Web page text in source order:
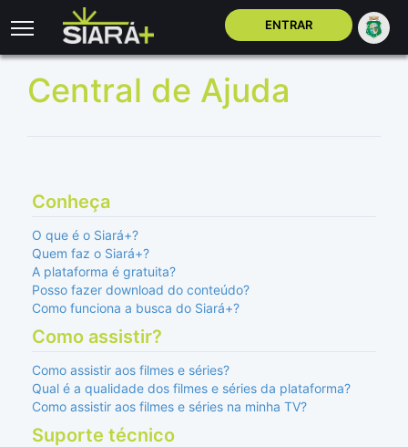
ENTRAR
Central de Ajuda
Conheça
O que é o Siará+?
Quem faz o Siará+?
A plataforma é gratuita?
Posso fazer download do conteúdo?
Como funciona a busca do Siará+?
Como assistir?
Como assistir aos filmes e séries?
Qual é a qualidade dos filmes e séries da plataforma?
Como assistir aos filmes e séries na minha TV?
Suporte técnico